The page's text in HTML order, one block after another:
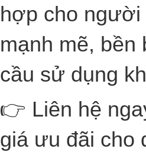
hợp cho người
mạnh mẽ, bền
cầu sử dụng
👉 Liên hệ
giá ưu đãi cho